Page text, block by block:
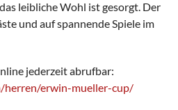
leibliche Wohl ist gesorgt. Der
und auf spannende Spiele im
jederzeit abrufbar:
erwin-mueller-cup/